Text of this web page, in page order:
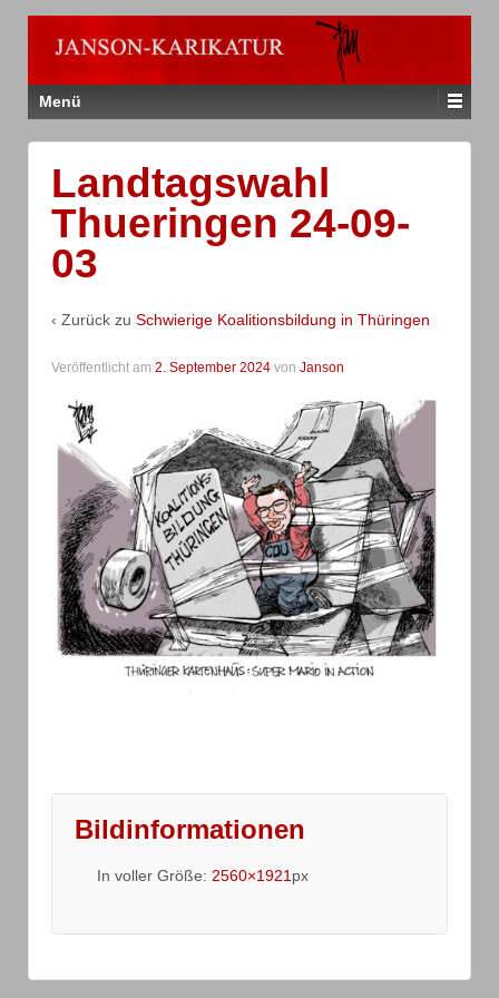
Menü
Landtagswahl
Thueringen 24-09-
03
‹ Zurück zu Schwierige Koalitionsbildung in Thüringen
Veröffentlicht am 2. September 2024 von Janson
Bildinformationen
In voller Größe: 2560×1921 px